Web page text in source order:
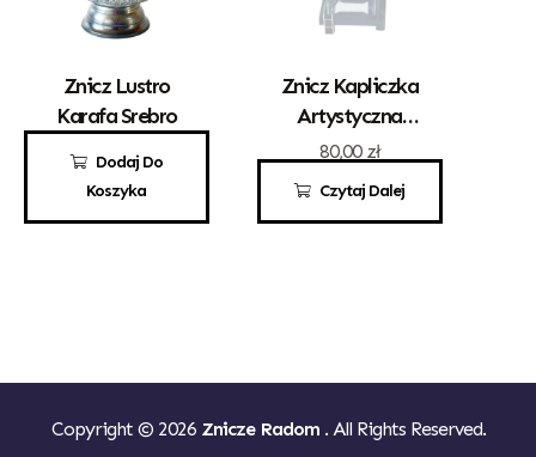
Dodaj Do
Koszyka
Znicz Lustro
Karafa Srebro
95,00 zł
Czytaj Dalej
Znicz Kapliczka
Artystyczna
Kwadrat Z
80,00 zł
Copyright © 2026 Znicze Radom . All Rights Reserved.